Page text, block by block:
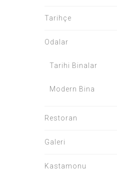
Tarihçe
Odalar
Tarihi Binalar
Modern Bina
Restoran
Galeri
Kastamonu